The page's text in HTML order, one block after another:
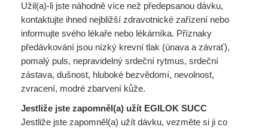
Užil(a)-li jste náhodně více než předepsanou dávku,
kontaktujte ihned nejbližší zdravotnické zařízení nebo
informujte svého lékaře nebo lékárníka. Příznaky
předávkování jsou nízký krevní tlak (únava a závrať),
pomalý puls, nepravidelný srdeční rytmus, srdeční
zástava, dušnost, hluboké bezvědomí, nevolnost,
zvracení, modré zbarvení kůže.
Jestliže jste zapomněl(a) užít EGILOK SUCC
Jestliže jste zapomněl(a) užít dávku, vezměte si ji co